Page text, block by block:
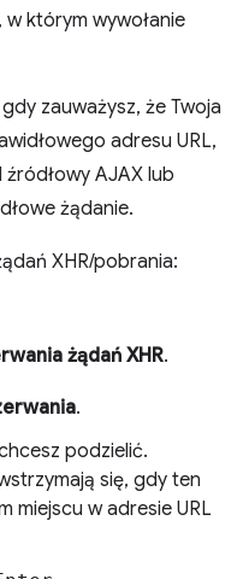
którym wywołanie
zauważysz, że Twoja
adresu URL,
AJAX lub
żądanie.
XHR/pobrania:
żądań XHR.
.
podzielić.
się, gdy ten
miejscu w adresie URL